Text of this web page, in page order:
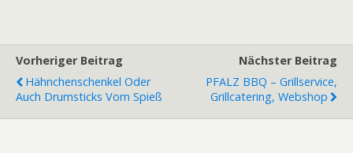
Vorheriger Beitrag
Hähnchenschenkel Oder
Auch Drumsticks Vom Spieß
Nächster Beitrag
PFALZ BBQ – Grillservice,
Grillcatering, Webshop